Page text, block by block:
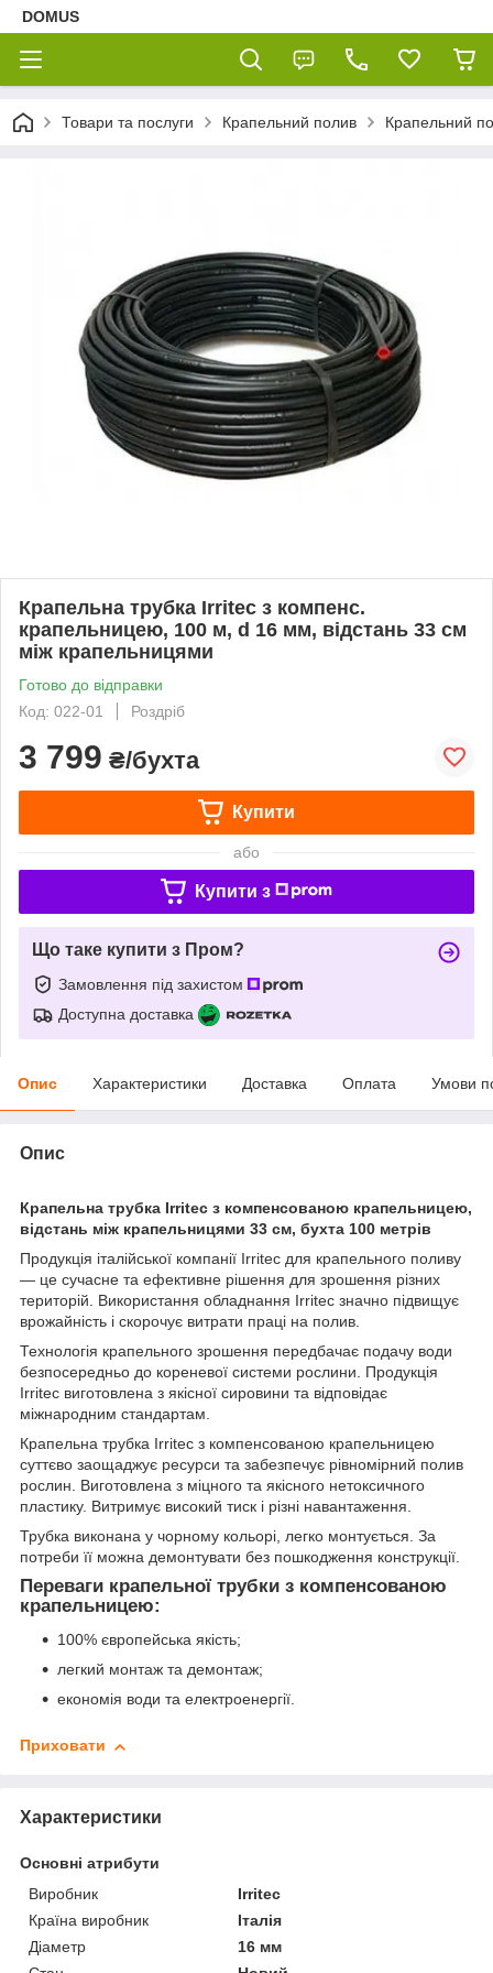
DOMUS
Товари та послуги Крапельний полив Крапельний
Крапельна трубка Irritec з компенс.
крапельницею, 100 м, d 16 мм, відстань 33 см
між крапельницями
Готово до відправки
Код: 022-01
Роздріб
3 799 ₴/бухта
Купити
або
Купити з
Що таке купити з Пром?
Замовлення під захистом
Доступна доставка
Опис Характеристики Доставка Оплата Умови
Опис
Крапельна трубка Irritec з компенсованою крапельницею,
відстань між крапельницями 33 см, бухта 100 метрів
Продукція італійської компанії Irritec для крапельного поливу
— це сучасне та ефективне рішення для зрошення різних
територій. Використання обладнання Irritec значно підвищує
врожайність і скорочує витрати праці на полив.
Технологія крапельного зрошення передбачає подачу води
безпосередньо до кореневої системи рослини. Продукція
Irritec виготовлена з якісної сировини та відповідає
міжнародним стандартам.
Крапельна трубка Irritec з компенсованою крапельницею
суттєво заощаджує ресурси та забезпечує рівномірний полив
рослин. Виготовлена з міцного та якісного нетоксичного
пластику. Витримує високий тиск і різні навантаження.
Трубка виконана у чорному кольорі, легко монтується. За
потреби її можна демонтувати без пошкодження конструкції.
Переваги крапельної трубки з компенсованою
крапельницею:
100% європейська якість;
легкий монтаж та демонтаж;
економія води та електроенергії.
Приховати
Характеристики
Основні атрибути
Виробник
Irritec
Країна виробник
Італія
Діаметр
16 мм